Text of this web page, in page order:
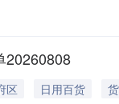
20260808
区 日用百货